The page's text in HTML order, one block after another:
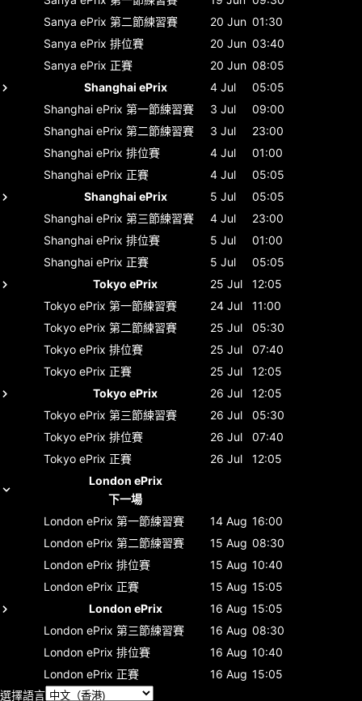
Sanya ePrix 第二節練習賽 20 Jun 01:30
Sanya ePrix 排位賽 20 Jun 03:40
Sanya ePrix 正賽 20 Jun 08:05
Shanghai ePrix
4 Jul
05:05
Shanghai ePrix 第一節練習賽 3 Jul
09:00
Shanghai ePrix 第二節練習賽 3 Jul
23:00
Shanghai ePrix 排位賽 4 Jul
01:00
Shanghai ePrix 正賽 4 Jul
05:05
Shanghai ePrix
5 Jul
05:05
Shanghai ePrix 第三節練習賽 4 Jul
23:00
Shanghai ePrix 排位賽 5 Jul
01:00
Shanghai ePrix 正賽 5 Jul
05:05
Tokyo ePrix
25 Jul
12:05
Tokyo ePrix 第一節練習賽 24 Jul
11:00
Tokyo ePrix 第二節練習賽 25 Jul
05:30
Tokyo ePrix 排位賽 25 Jul
07:40
Tokyo ePrix 正賽 25 Jul
12:05
Tokyo ePrix
26 Jul
12:05
Tokyo ePrix 第三節練習賽 26 Jul
05:30
Tokyo ePrix 排位賽 26 Jul
07:40
Tokyo ePrix 正賽 26 Jul
12:05
London ePrix
下一場
London ePrix 第一節練習賽 14 Aug 16:00
London ePrix 第二節練習賽 15 Aug 08:30
London ePrix 排位賽 15 Aug 10:40
London ePrix 正賽 15 Aug 15:05
London ePrix
16 Aug 15:05
London ePrix 第三節練習賽 16 Aug 08:30
London ePrix 排位賽 16 Aug 10:40
London ePrix 正賽 16 Aug 15:05
選擇語言